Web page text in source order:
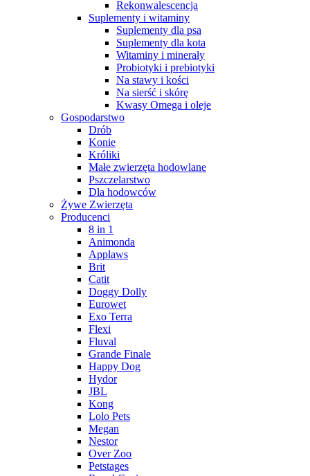
Rekonwalescencja
Suplementy i witaminy
Suplementy dla psa
Suplementy dla kota
Witaminy i minerały
Probiotyki i prebiotyki
Na stawy i kości
Na sierść i skórę
Kwasy Omega i oleje
Gospodarstwo
Drób
Konie
Króliki
Małe zwierzęta hodowlane
Pszczelarstwo
Dla hodowców
Żywe Zwierzęta
Producenci
8 in 1
Animonda
Applaws
Brit
Catit
Doggy Dolly
Eurowet
Exo Terra
Flexi
Fluval
Grande Finale
Happy Dog
Hydor
JBL
Kong
Lolo Pets
Megan
Nestor
Over Zoo
Petstages